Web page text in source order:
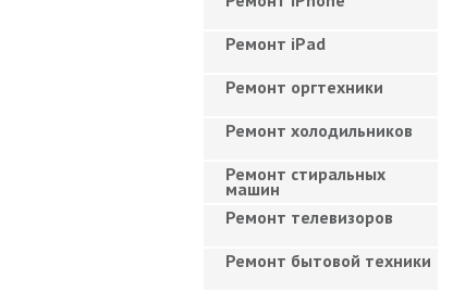
Ремонт iPad
Ремонт оргтехники
Ремонт холодильников
Ремонт стиральных
машин
Ремонт телевизоров
Ремонт бытовой техники